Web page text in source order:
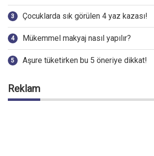
Çocuklarda sık görülen 4 yaz kazası!
Mükemmel makyaj nasıl yapılır?
Aşure tüketirken bu 5 öneriye dikkat!
Reklam